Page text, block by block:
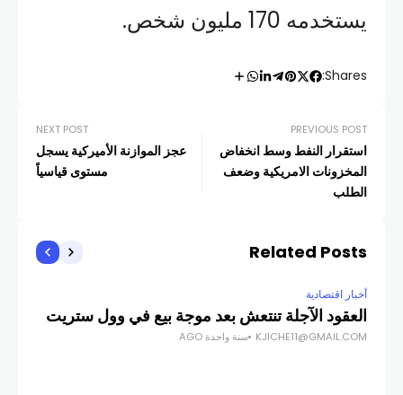
يستخدمه 170 مليون شخص.
Shares:
PREVIOUS POST
استقرار النفط وسط انخفاض
المخزونات الامريكية وضعف
الطلب
NEXT POST
عجز الموازنة الأميركية يسجل
مستوى قياسياً
Related Posts
أخبار اقتصادية
العقود الآجلة تنتعش بعد موجة بيع في وول ستريت
KJICHE11@GMAIL.COM سنة واحدة AGO